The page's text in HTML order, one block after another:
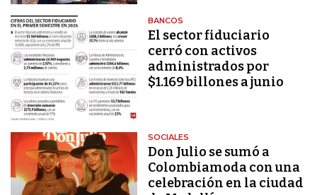
BANCOS
El sector fiduciario
cerró con activos
administrados por
$1.169 billones a junio
SOCIALES
Don Julio se sumó a
Colombiamoda con una
celebración en la ciudad